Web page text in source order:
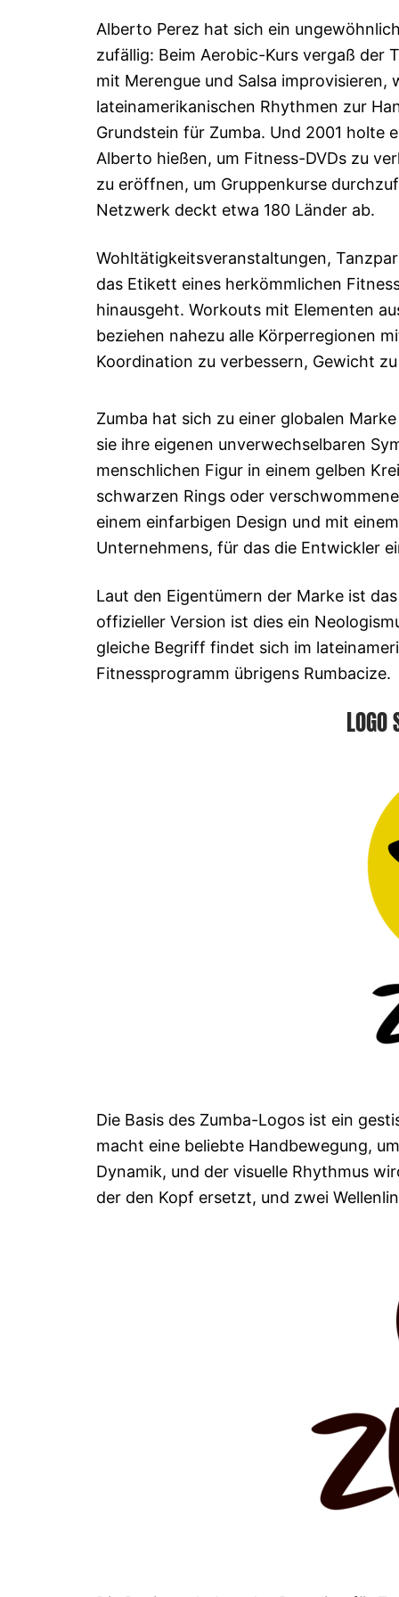
Alberto Perez hat sich ein
zufällig: Beim Aerobic-Kurs vergaß der
mit Merengue und Salsa
lateinamerikanischen Rhythmen zur
Grundstein für Zumba. Und 2001 holte
Alberto hießen, um Fitness-DVDs zu
zu eröffnen, um Gruppenkurse
Netzwerk deckt etwa 180 Länder ab.
Wohltätigkeitsveranstaltungen,
das Etikett eines herkömmlichen
hinausgeht. Workouts mit Elementen
beziehen nahezu alle Körperregionen
Koordination zu verbessern, Gewicht
Zumba hat sich zu einer globalen
sie ihre eigenen unverwechselbaren
menschlichen Figur in einem gelben
schwarzen Rings oder
einem einfarbigen Design und mit
Unternehmens, für das die Entwickler
Laut den Eigentümern der Marke ist
offizieller Version ist dies ein
gleiche Begriff findet sich im
Fitnessprogramm übrigens Rumbacize.
LOGO
Die Basis des Zumba-Logos ist ein
macht eine beliebte Handbewegung,
Dynamik, und der visuelle Rhythmus
der den Kopf ersetzt, und zwei